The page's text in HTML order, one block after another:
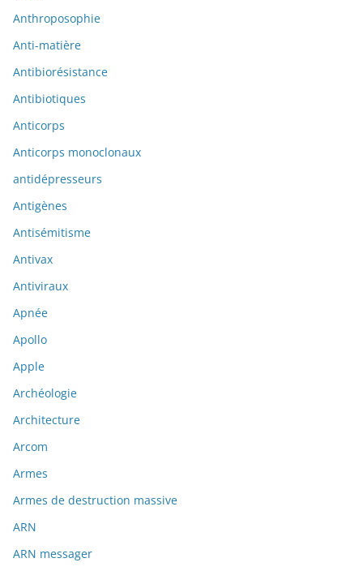
Anthroposophie
Anti-matière
Antibiorésistance
Antibiotiques
Anticorps
Anticorps monoclonaux
antidépresseurs
Antigènes
Antisémitisme
Antivax
Antiviraux
Apnée
Apollo
Apple
Archéologie
Architecture
Arcom
Armes
Armes de destruction massive
ARN
ARN messager